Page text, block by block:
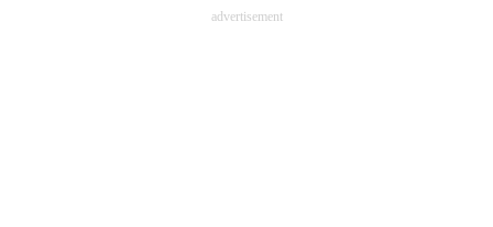
advertisement